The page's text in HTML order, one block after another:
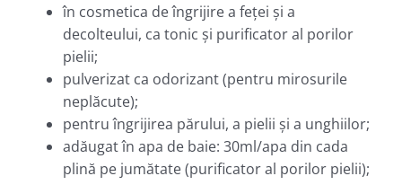
în cosmetica de îngrijire a feţei şi a
decolteului, ca tonic şi purificator al porilor
pielii;
pulverizat ca odorizant (pentru mirosurile
neplăcute);
pentru îngrijirea părului, a pielii şi a unghiilor;
adăugat în apa de baie: 30ml/apa din cada
plină pe jumătate (purificator al porilor pielii);